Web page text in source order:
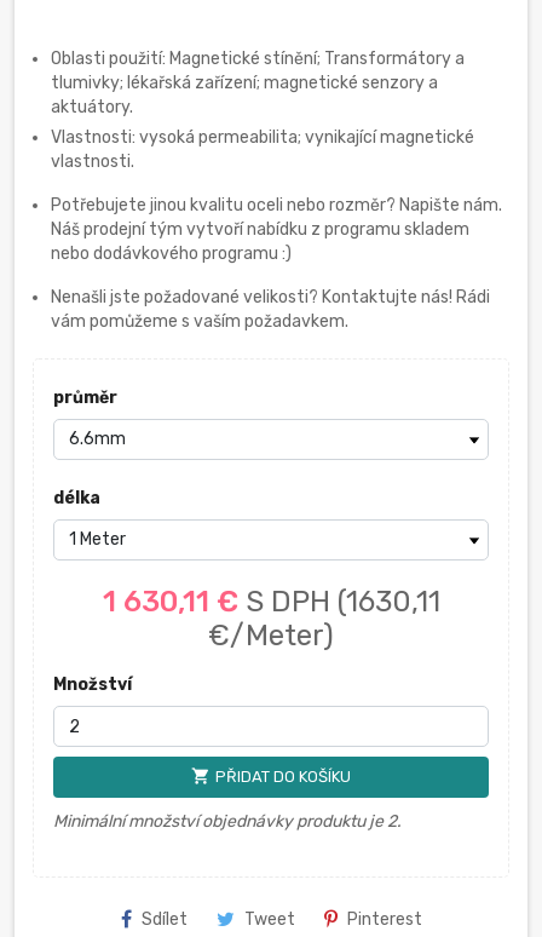
Oblasti použití: Magnetické stínění; Transformátory a
tlumivky; lékařská zařízení; magnetické senzory a
aktuátory.
Vlastnosti: vysoká permeabilita; vynikající magnetické
vlastnosti.
Potřebujete jinou kvalitu oceli nebo rozměr? Napište nám.
Náš prodejní tým vytvoří nabídku z programu skladem
nebo dodávkového programu :)
Nenašli jste požadované velikosti? Kontaktujte nás! Rádi
vám pomůžeme s vaším požadavkem.
průměr
délka
1 630,11 € S DPH (1630,11
€/Meter)
Množství
shopping_cart PŘIDAT DO KOŠÍKU
Minimální množství objednávky produktu je 2.
Sdílet Tweet Pinterest